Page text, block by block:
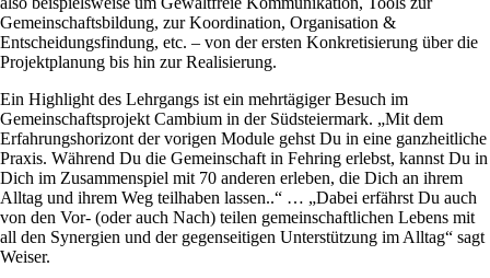
Gemeinschaftsbildung, zur Koordination, Organisation &
Entscheidungsfindung, etc. – von der ersten Konkretisierung über die
Projektplanung bis hin zur Realisierung.
Ein Highlight des Lehrgangs ist ein mehrtägiger Besuch im
Gemeinschaftsprojekt Cambium in der Südsteiermark. „Mit dem
Erfahrungshorizont der vorigen Module gehst Du in eine ganzheitliche
Praxis. Während Du die Gemeinschaft in Fehring erlebst, kannst Du in
Dich im Zusammenspiel mit 70 anderen erleben, die Dich an ihrem
Alltag und ihrem Weg teilhaben lassen..“ … „Dabei erfährst Du auch
von den Vor- (oder auch Nach) teilen gemeinschaftlichen Lebens mit
all den Synergien und der gegenseitigen Unterstützung im Alltag“ sagt
Weiser.